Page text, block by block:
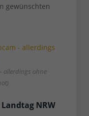
gewünschten
allerdings ohne
NRW